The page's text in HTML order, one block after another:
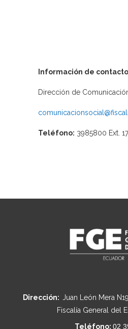
Información de
Dirección de
Teléfono: 3985800 Ext.
Dirección: Juan León Mera
Fiscalía General del
Teléfono: 02